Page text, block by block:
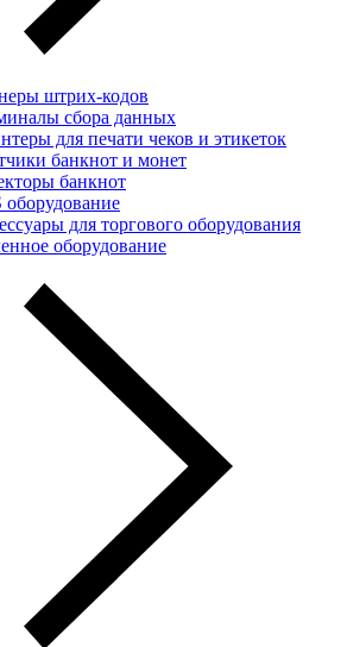
штрих-кодов
сбора данных
для печати чеков и этикеток
банкнот и монет
банкнот
оборудование
для торгового оборудования
оборудование